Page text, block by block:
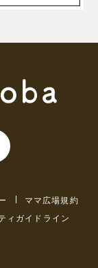
ママ広場規約
ィガイドライン